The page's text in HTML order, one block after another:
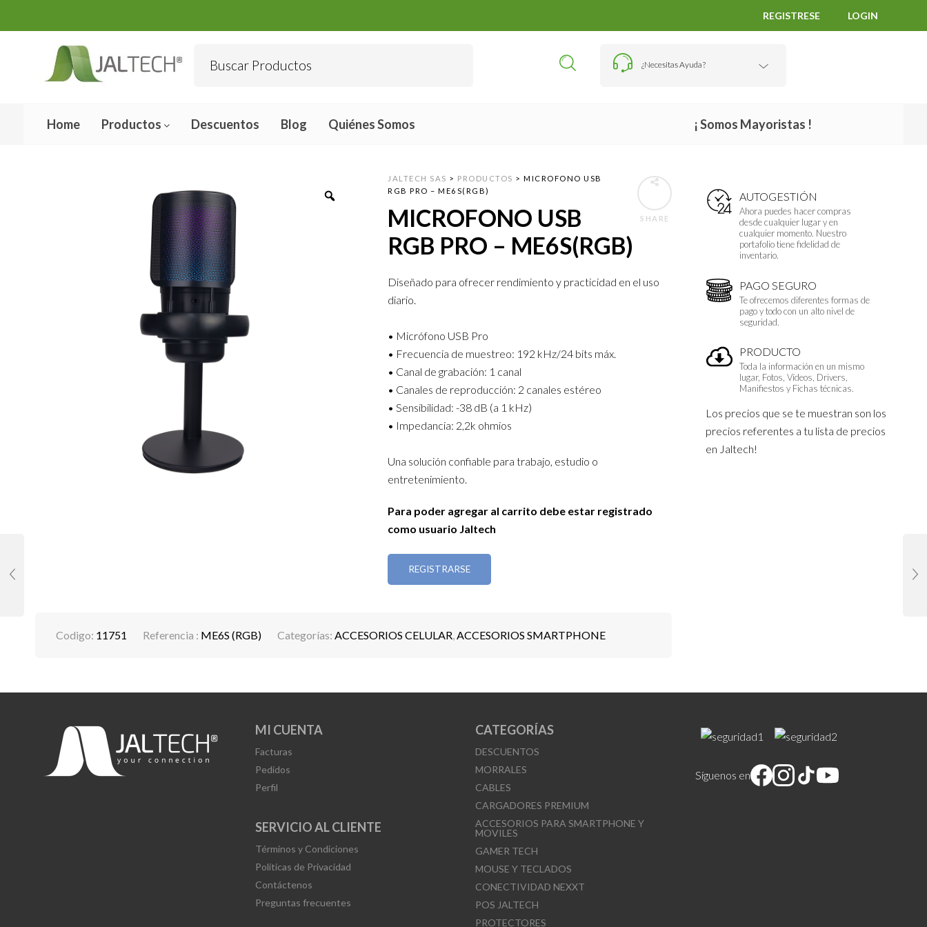
REGISTRESE LOGIN
¿Necesitas Ayuda?
Home Productos Descuentos Blog Quiénes Somos ¡ Somos Mayoristas !
AUTOGESTIÓN
Ahora puedes hacer compras
desde cualquier lugar y en
cualquier momento. Nuestro
portafolio tiene fidelidad de
inventario.
PAGO SEGURO
Te ofrecemos diferentes formas de
pago y todo con un alto nivel de
seguridad.
PRODUCTO
Toda la información en un mismo
lugar, Fotos, Vídeos, Drivers,
Manifiestos y Fichas técnicas.
Los precios que se te muestran son los
precios referentes a tu lista de precios
en Jaltech!
SHARE
JALTECH SAS > PRODUCTOS >MICROFONO USB
RGB PRO – ME6S(RGB)
MICROFONO USB
RGB PRO – ME6S(RGB)
Diseñado para ofrecer rendimiento y practicidad en el uso
diario.
• Micrófono USB Pro
• Frecuencia de muestreo: 192 kHz/24 bits máx.
• Canal de grabación: 1 canal
• Canales de reproducción: 2 canales estéreo
• Sensibilidad: -38 dB (a 1 kHz)
• Impedancia: 2,2k ohmios
Una solución confiable para trabajo, estudio o
entretenimiento.
Para poder agregar al carrito debe estar registrado
como usuario Jaltech
REGISTRARSE
Codigo: 11751 Referencia : ME6S (RGB) Categorías: ACCESORIOS CELULAR,ACCESORIOS SMARTPHONE
MI CUENTA
Facturas
Pedidos
Perfil
SERVICIO AL CLIENTE
Términos y Condiciones
Políticas de Privacidad
Contáctenos
Preguntas frecuentes
CATEGORÍAS
DESCUENTOS
MORRALES
CABLES
CARGADORES PREMIUM
ACCESORIOS PARA SMARTPHONE Y
MOVILES
GAMER TECH
MOUSE Y TECLADOS
CONECTIVIDAD NEXXT
POS JALTECH
PROTECTORES
Síguenos en